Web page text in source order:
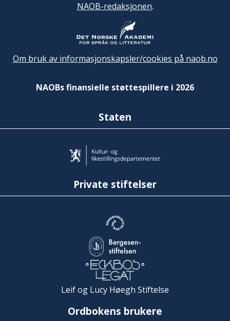
NAOB-redaksjonen.
Om bruk av informasjonskapsler/cookies på naob.no
NAOBs finansielle støttespillere i 2026
Staten
Private stiftelser
Leif og Lucy Høegh Stiftelse
Ordbokens brukere